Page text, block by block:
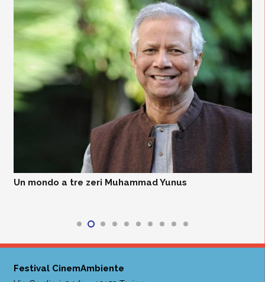
Un mondo a tre zeri Muhammad Yunus
Festival CinemAmbiente